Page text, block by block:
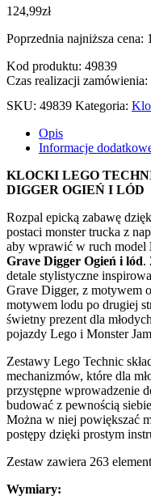
124,99zł
Poprzednia najniższa cena:
Kod produktu: 49839
Czas realizacji zamówienia:
SKU: 49839 Kategoria:
Opis
Informacje
KLOCKI LEGO
DIGGER OGIEŃ I LÓD
Rozpal epicką zabawę
postaci monster trucka z
aby wprawić w ruch model
Grave Digger Ogień i lód.
detale stylistyczne
Grave Digger, z motywem
motywem lodu po drugiej
świetny prezent dla
pojazdy Lego i Monster
Zestawy Lego Technic
mechanizmów, które dla
przystępne wprowadzenie
budować z pewnością
Można w niej powiększać
postępy dzięki prostym
Zestaw zawiera 263
Wymiary: